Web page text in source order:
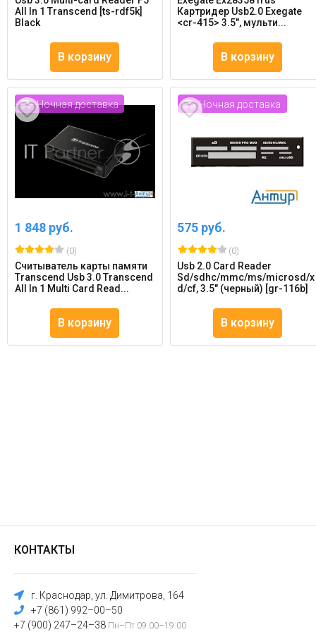
All In 1 Transcend [ts-rdf5k]
Black
В корзину
Картридер Usb2.0 Exegate
<cr-415> 3.5", мульти...
В корзину
Ночная доставка
1 848 руб.
(0)
Считыватель карты памяти
Transcend Usb 3.0 Transcend
All In 1 Multi Card Read...
В корзину
Ночная доставка
575 руб.
(0)
Usb 2.0 Card Reader
Sd/sdhc/mmc/ms/microsd/x
d/cf, 3.5" (черный) [gr-116b]
В корзину
КОНТАКТЫ
г. Краснодар, ул. Димитрова, 164
+7 (861) 992–00–50
+7 (900) 247–24–38 Пн–Пт 09:00–19:00